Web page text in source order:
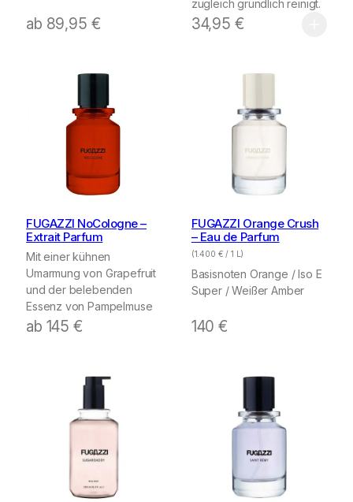
ab 89,95 €
zugleich gründlich reinigt.
34,95 €
FUGAZZI NoCologne –
Extrait Parfum
Mit einer kühnen
Umarmung von Grapefruit
und der belebenden
Essenz von Pampelmuse
ab 145 €
FUGAZZI Orange Crush
– Eau de Parfum
(1.400 € / 1 L)
Basisnoten Orange / lso E
Super / Weißer Amber
140€